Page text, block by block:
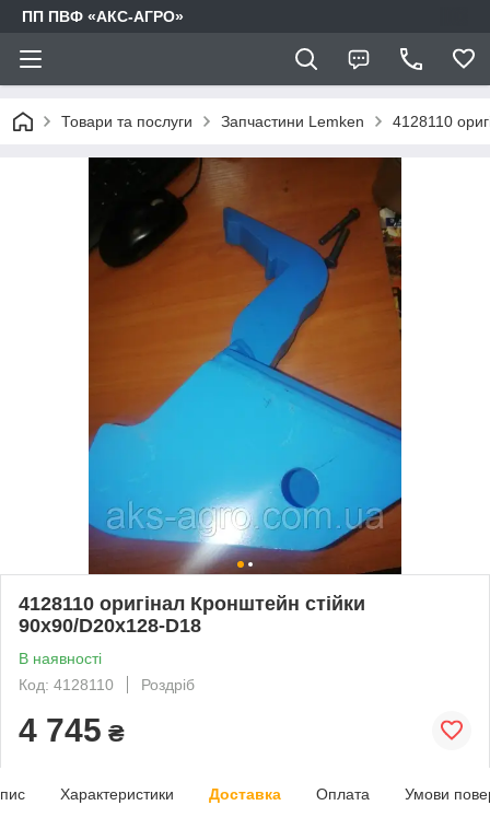
ПП ПВФ «АКС-АГРО»
Товари та послуги Запчастини Lemken 4128110
4128110 оригінал Кронштейн стійки
90x90/D20x128-D18
В наявності
Код: 4128110
Роздріб
4 745 ₴
Характеристики Доставка Оплата Умови